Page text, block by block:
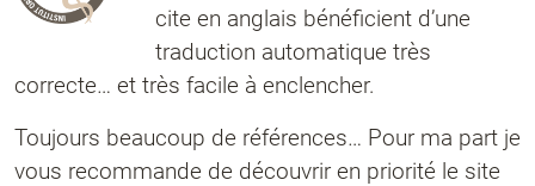
cite en anglais bénéficient d’une
traduction automatique très
correcte… et très facile à enclencher.
Toujours beaucoup de références… Pour ma part je
vous recommande de découvrir en priorité le site